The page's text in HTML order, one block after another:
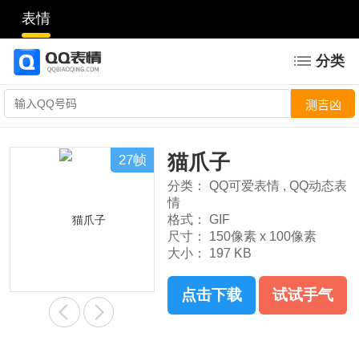
表情
分类
27帧 猫爪子
分类： QQ可爱表情 , QQ动态表
情
格式：
GIF
尺寸：
150像素 x 100像素
大小：
197 KB
点击下载 试试手气